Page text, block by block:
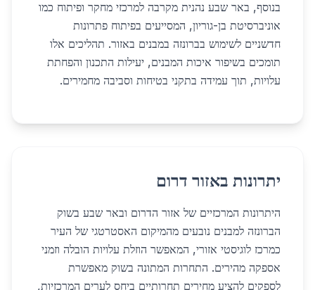
בנוסף, באר שבע נהנית מקרבה למרכזי מחקר ופיתוח כמו
אוניברסיטת בן-גוריון, המסייעים בפיתוח פתרונות
חדשניים לשימוש בברונזה במבנים באזור. תהליכים אלו
תומכים בשיפור איכות המבנים, יעילות התכנון והפחתת
עלויות, תוך עמידה בתקני בטיחות וסביבה מחמירים.
יתרונות באזור דרום
היתרונות המרכזיים של אזור הדרום ובאר שבע בשוק
הברונזה למבנים נובעים מהמיקום האסטרטגי של העיר
כמרכז לוגיסטי אזורי, המאפשר הוזלת עלויות הובלה וזמני
אספקה מהירים. התחרות המתונה בשוק מאפשרת
לספקים להציע מחירים תחרותיים ביחס לערים המרכזיות,